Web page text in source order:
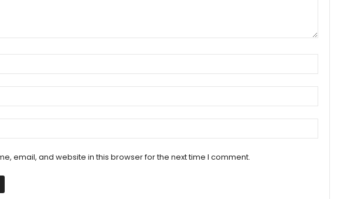
email, and website in this browser for the next time I comment.